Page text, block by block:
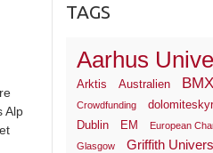
Alp
TAGS
Aarhus
Arktis Australien BMX
Crowdfunding
Dublin
EM
European
Glasgow
Griffith